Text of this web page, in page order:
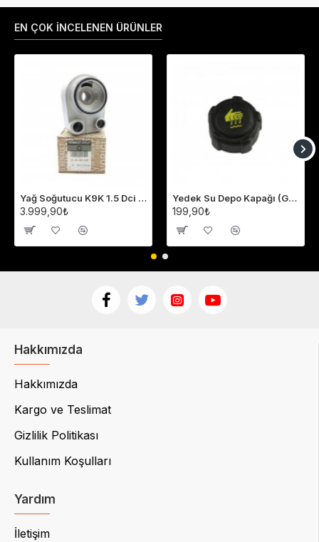
EN ÇOK İNCELENEN ÜRÜNLER
Yağ Soğutucu K9K 1.5 Dci Megane 2-3 Fluence Clio 4 Laguna 3 213059324R
3.999,90₺
Yedek Su Depo Kapağı (Genleşme Kavanozu Kapağı) 8200048024
199,90₺
Hakkımızda
Hakkımızda
Kargo ve Teslimat
Gizlilik Politikası
Kullanım Koşulları
Yardım
İletişim